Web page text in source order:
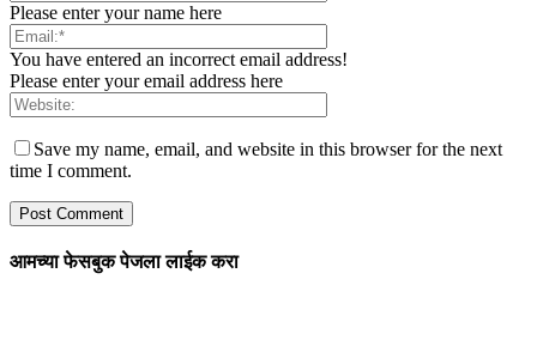
Please enter your name here
You have entered an incorrect email address!
Please enter your email address here
Save my name, email, and website in this browser for the next
time I comment.
आमच्या फेसबुक पेजला लाईक करा